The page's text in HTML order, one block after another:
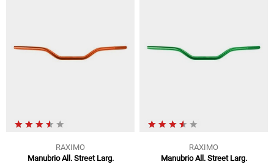
RAXIMO
Manubrio All. Street Larg.
RAXIMO
Manubrio All. Street Larg.